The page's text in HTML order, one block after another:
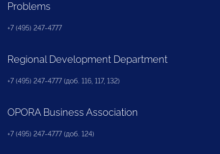
Problems
+7 (495) 247-4777
Regional Development Department
+7 (495) 247-4777 (доб. 116, 117, 132)
OPORA Business Association
+7 (495) 247-4777 (доб. 124)